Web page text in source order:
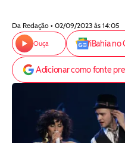
Da Redação • 02/09/2023 às 14:05
Ouça iBahia no
Adicionar como fonte